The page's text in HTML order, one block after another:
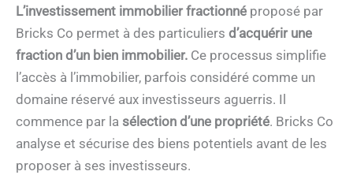
L’investissement immobilier fractionné proposé par
Bricks Co permet à des particuliers d’acquérir une
fraction d’un bien immobilier. Ce processus simplifie
l’accès à l’immobilier, parfois considéré comme un
domaine réservé aux investisseurs aguerris. Il
commence par la sélection d’une propriété. Bricks Co
analyse et sécurise des biens potentiels avant de les
proposer à ses investisseurs.